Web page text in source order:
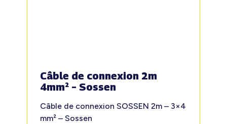
Câble de connexion 2m
4mm² – Sossen
Câble de connexion SOSSEN 2m – 3×4
mm² – Sossen